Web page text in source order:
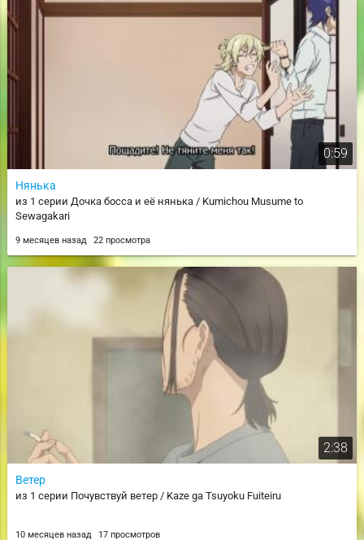
0:59
Нянька
из 1 серии Дочка босса и её нянька / Kumichou Musume to
Sewagakari
9 месяцев назад 22 просмотра
2:38
Ветер
из 1 серии Почувствуй ветер / Kaze ga Tsuyoku Fuiteiru
10 месяцев назад 17 просмотров